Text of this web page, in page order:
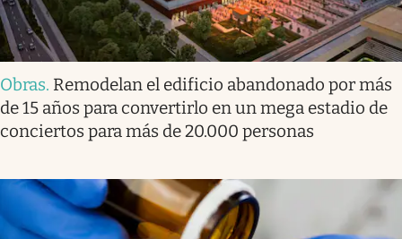
Obras. Remodelan el edificio abandonado por más
de 15 años para convertirlo en un mega estadio de
conciertos para más de 20.000 personas